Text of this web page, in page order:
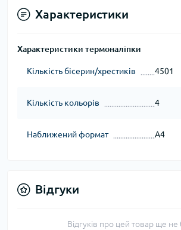
Характеристики
Характеристики термоналіпки
Кількість бісерин/хрестиків 4501
Кількість кольорів 4
Наближений формат А4
Відгуки
Відгуків про цей товар ще не